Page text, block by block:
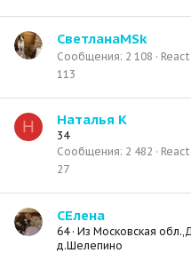
СветланаMSk
Сообщения 2 108
113
Н Наталья К
34
Сообщения 2 482
27
СЕлена
64 · Из Московская
д.Шелепино